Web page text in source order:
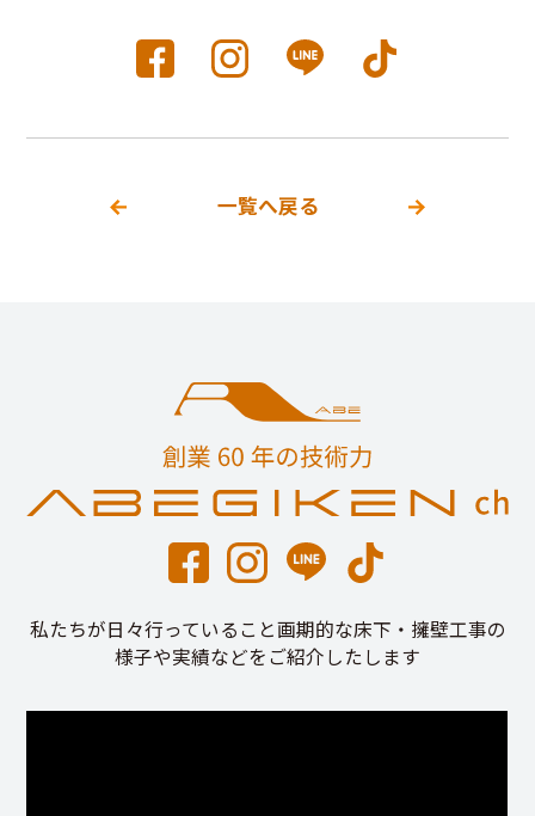
一覧へ戻る
私たちが日々行っていること画期的な床下・擁壁工事の
様子や実績などをご紹介したします